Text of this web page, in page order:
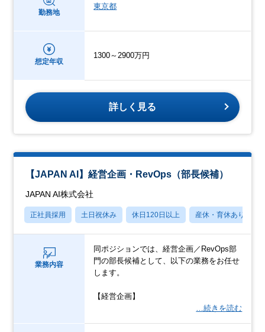
勤務地
東京都
想定年収
1300～2900万円
詳しく見る
【JAPAN AI】経営企画・RevOps（部長候補）
JAPAN AI株式会社
正社員採用 土日祝休み 休日120日以上 産休・育休あり
業務内容
同ポジションでは、経営企画／RevOps部
門の部長候補として、以下の業務をお任せ
します。
【経営企画】
…続きを読む